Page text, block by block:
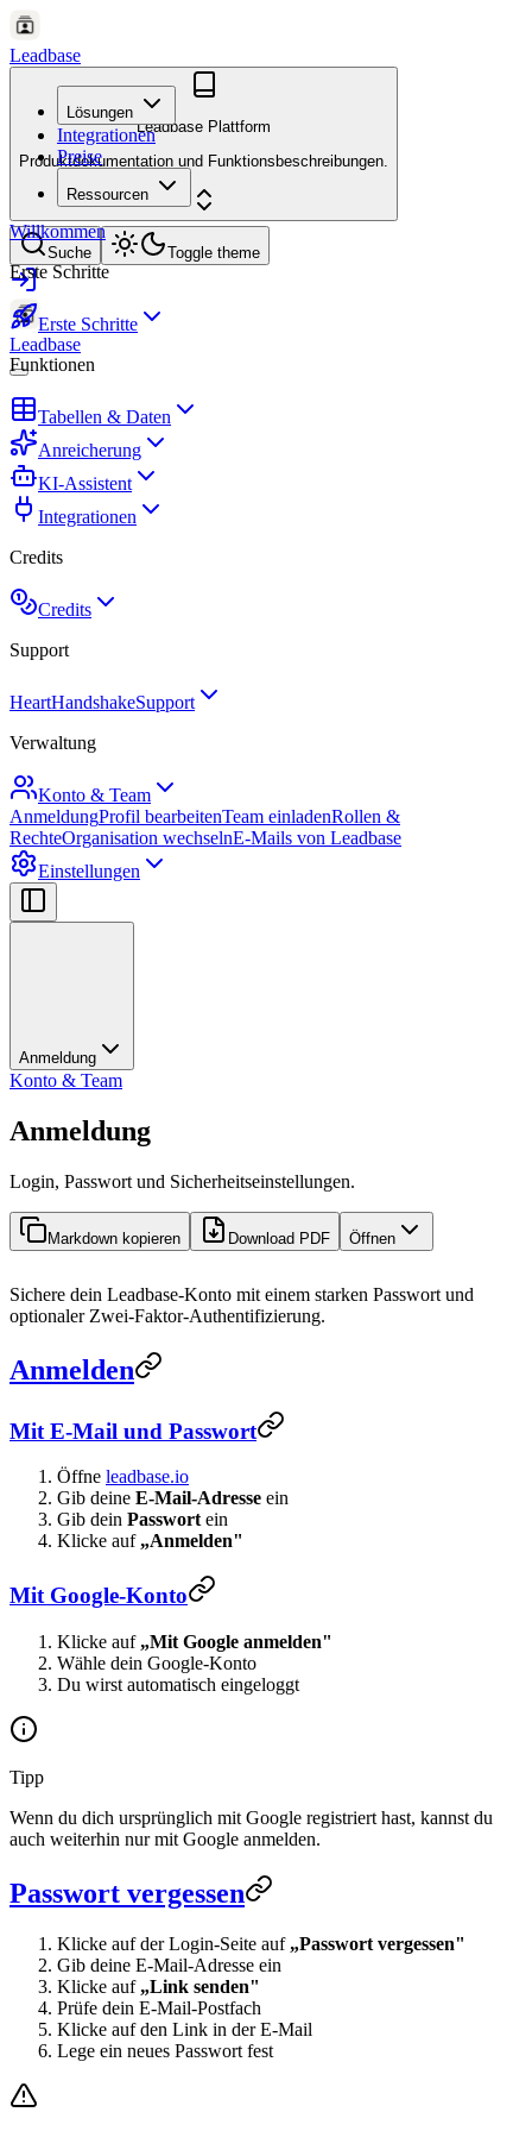
Leadbase
Lösungen
Integrationen
Preise
Ressourcen
Suche Toggle theme
Leadbase
Leadbase Plattform
Produktdokumentation und Funktionsbeschreibungen.
Willkommen
Erste Schritte
Erste Schritte
Funktionen
Tabellen & Daten
Anreicherung
KI-Assistent
Integrationen
Credits
Credits
Support
HeartHandshakeSupport
Verwaltung
Konto & Team
AnmeldungProfil bearbeitenTeam einladenRollen &
RechteOrganisation wechselnE-Mails von Leadbase
Einstellungen
Anmeldung
Konto & Team
Anmeldung
Login, Passwort und Sicherheitseinstellungen.
Markdown kopieren Download PDF Öffnen
Sichere dein Leadbase-Konto mit einem starken Passwort und
optionaler Zwei-Faktor-Authentifizierung.
Anmelden
Mit E-Mail und Passwort
Öffne leadbase.io
Gib deine E-Mail-Adresse ein
Gib dein Passwort ein
Klicke auf „Anmelden"
Mit Google-Konto
Klicke auf „Mit Google anmelden"
Wähle dein Google-Konto
Du wirst automatisch eingeloggt
Tipp
Wenn du dich ursprünglich mit Google registriert hast, kannst du
auch weiterhin nur mit Google anmelden.
Passwort vergessen
Klicke auf der Login-Seite auf „Passwort vergessen"
Gib deine E-Mail-Adresse ein
Klicke auf „Link senden"
Prüfe dein E-Mail-Postfach
Klicke auf den Link in der E-Mail
Lege ein neues Passwort fest